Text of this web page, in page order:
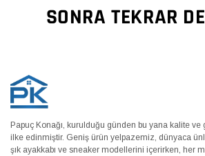
SONRA TEKRAR
Papuç Konağı, kurulduğu günden bu yana kalite ve
ilke edinmiştir. Geniş ürün yelpazemiz, dünyaca
şık ayakkabı ve sneaker modellerini içerirken, her